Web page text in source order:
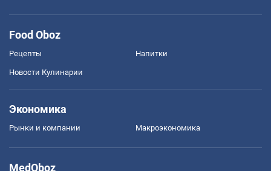
Food Oboz
Рецепты Напитки
Новости Кулинарии
Экономика
Рынки и компании Mакроэкономика
MedOboz